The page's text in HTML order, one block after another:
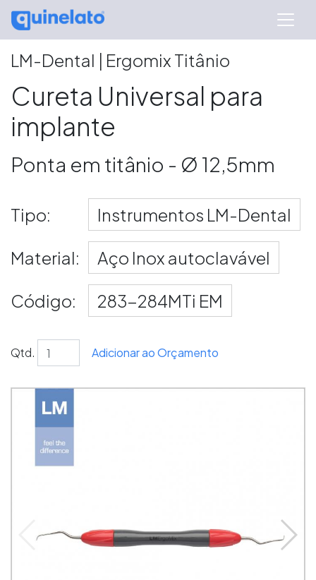
LM-Dental | Ergomix Titânio
Cureta Universal para
implante
Ponta em titânio - Ø 12,5mm
Tipo: Instrumentos LM-Dental
Material: Aço Inox autoclavável
Código: 283-284MTi EM
Qtd. Adicionar ao Orçamento